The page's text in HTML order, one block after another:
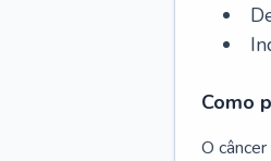
Como
O